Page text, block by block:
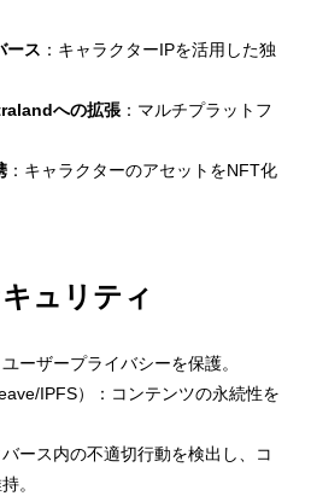
ース ：キャラクターIPを活用した独
への拡張 ：マルチプラットフ
：キャラクターのアセットをNFT化
ュリティ
ユーザープライバシーを保護。
IPFS）：コンテンツの永続性を
バース内の不適切行動を検出し、コ
。